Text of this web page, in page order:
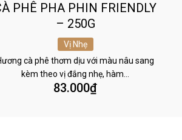
PHÊ PHA PHIN FRIENDLY
– 250G
Vị Nhẹ
cà phê thơm dịu với màu nâu sang
kèm theo vị đắng nhẹ, hàm…
83.000₫